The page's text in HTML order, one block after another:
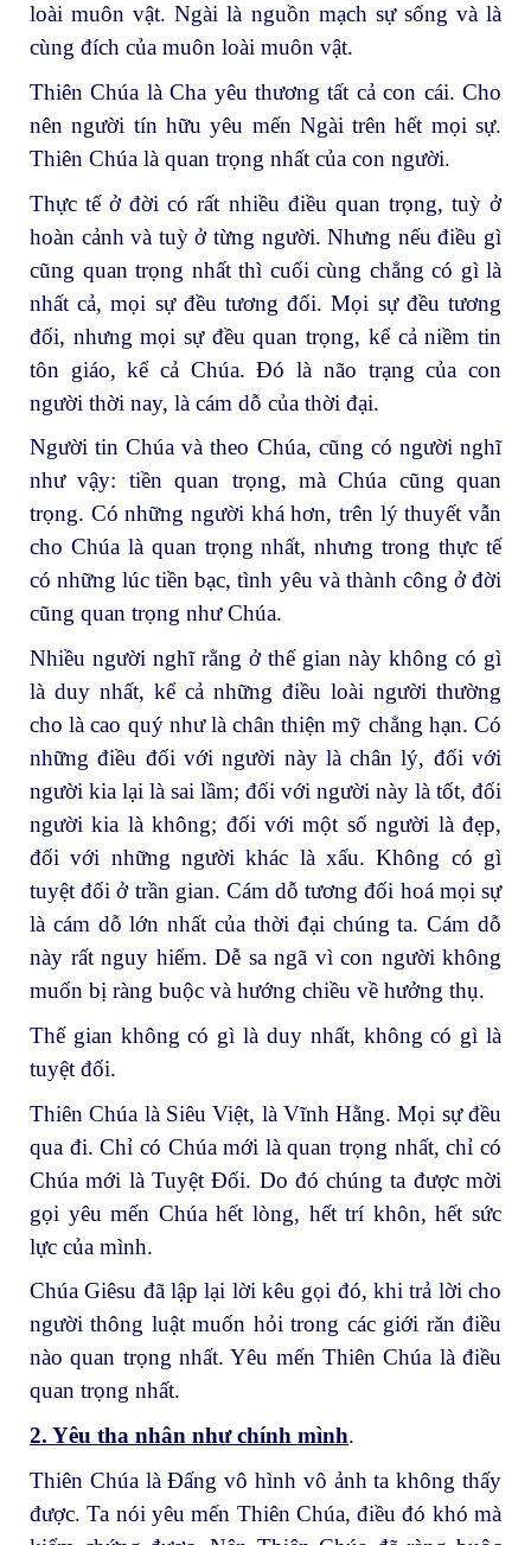
loài muôn vật. Ngài là nguồn mạch sự sống và là
cùng đích của muôn loài muôn vật.
Thiên Chúa là Cha yêu thương tất cả con cái. Cho
nên người tín hữu yêu mến Ngài trên hết mọi sự.
Thiên Chúa là quan trọng nhất của con người.
Thực tế ở đời có rất nhiều điều quan trọng, tuỳ ở
hoàn cảnh và tuỳ ở từng người. Nhưng nếu điều gì
cũng quan trọng nhất thì cuối cùng chẳng có gì là
nhất cả, mọi sự đều tương đối. Mọi sự đều tương
đối, nhưng mọi sự đều quan trọng, kể cả niềm tin
tôn giáo, kể cả Chúa. Đó là não trạng của con
người thời nay, là cám dỗ của thời đại.
Người tin Chúa và theo Chúa, cũng có người nghĩ
như vậy: tiền quan trọng, mà Chúa cũng quan
trọng. Có những người khá hơn, trên lý thuyết vẫn
cho Chúa là quan trọng nhất, nhưng trong thực tế
có những lúc tiền bạc, tình yêu và thành công ở đời
cũng quan trọng như Chúa.
Nhiều người nghĩ rằng ở thế gian này không có gì
là duy nhất, kể cả những điều loài người thường
cho là cao quý như là chân thiện mỹ chẳng hạn. Có
những điều đối với người này là chân lý, đối với
người kia lại là sai lầm; đối với người này là tốt, đối
người kia là không; đối với một số người là đẹp,
đối với những người khác là xấu. Không có gì
tuyệt đối ở trần gian. Cám dỗ tương đối hoá mọi sự
là cám dỗ lớn nhất của thời đại chúng ta. Cám dỗ
này rất nguy hiểm. Dễ sa ngã vì con người không
muốn bị ràng buộc và hướng chiều về hưởng thụ.
Thế gian không có gì là duy nhất, không có gì là
tuyệt đối.
Thiên Chúa là Siêu Việt, là Vĩnh Hằng. Mọi sự đều
qua đi. Chỉ có Chúa mới là quan trọng nhất, chỉ có
Chúa mới là Tuyệt Đối. Do đó chúng ta được mời
gọi yêu mến Chúa hết lòng, hết trí khôn, hết sức
lực của mình.
Chúa Giêsu đã lập lại lời kêu gọi đó, khi trả lời cho
người thông luật muốn hỏi trong các giới răn điều
nào quan trọng nhất. Yêu mến Thiên Chúa là điều
quan trọng nhất.
2. Yêu tha nhân như chính mình.
Thiên Chúa là Đấng vô hình vô ảnh ta không thấy
được. Ta nói yêu mến Thiên Chúa, điều đó khó mà